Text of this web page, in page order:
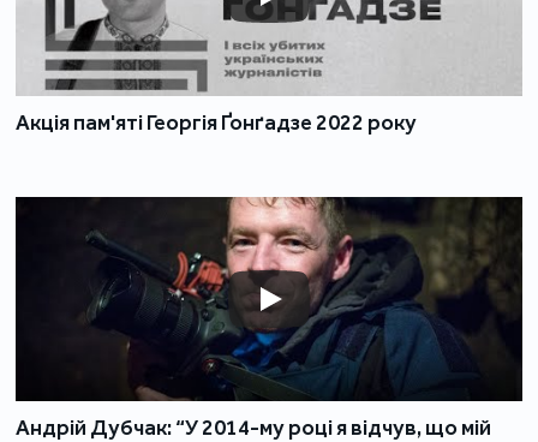
Акція пам'яті Георгія Ґонґадзе 2022 року
Андрій Дубчак: “У 2014-му році я відчув, що мій